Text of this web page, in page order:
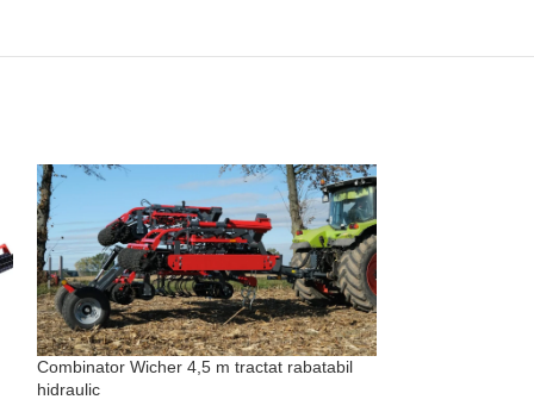
Combinator Wicher 4,5 m tractat rabatabil
hidraulic